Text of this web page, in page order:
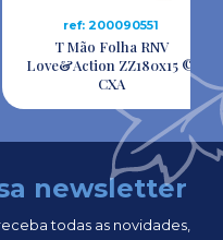
ref: 200090551
T Mão Folha RNV
Love&Action ZZ180x15 ©
CXA
newsletter
todas as novidades,